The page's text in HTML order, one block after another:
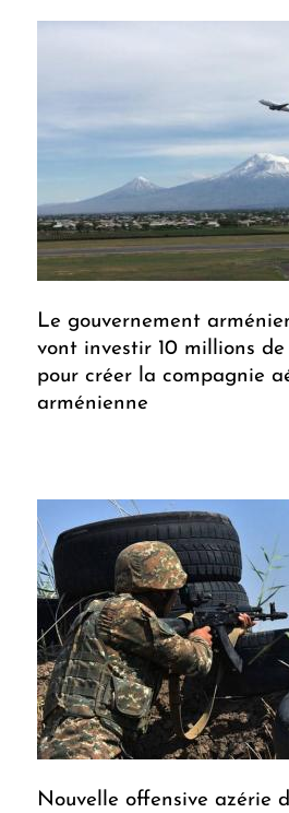
Le gouvernement
vont investir 10 millions
pour créer la compagnie
arménienne
Nouvelle offensive azérie